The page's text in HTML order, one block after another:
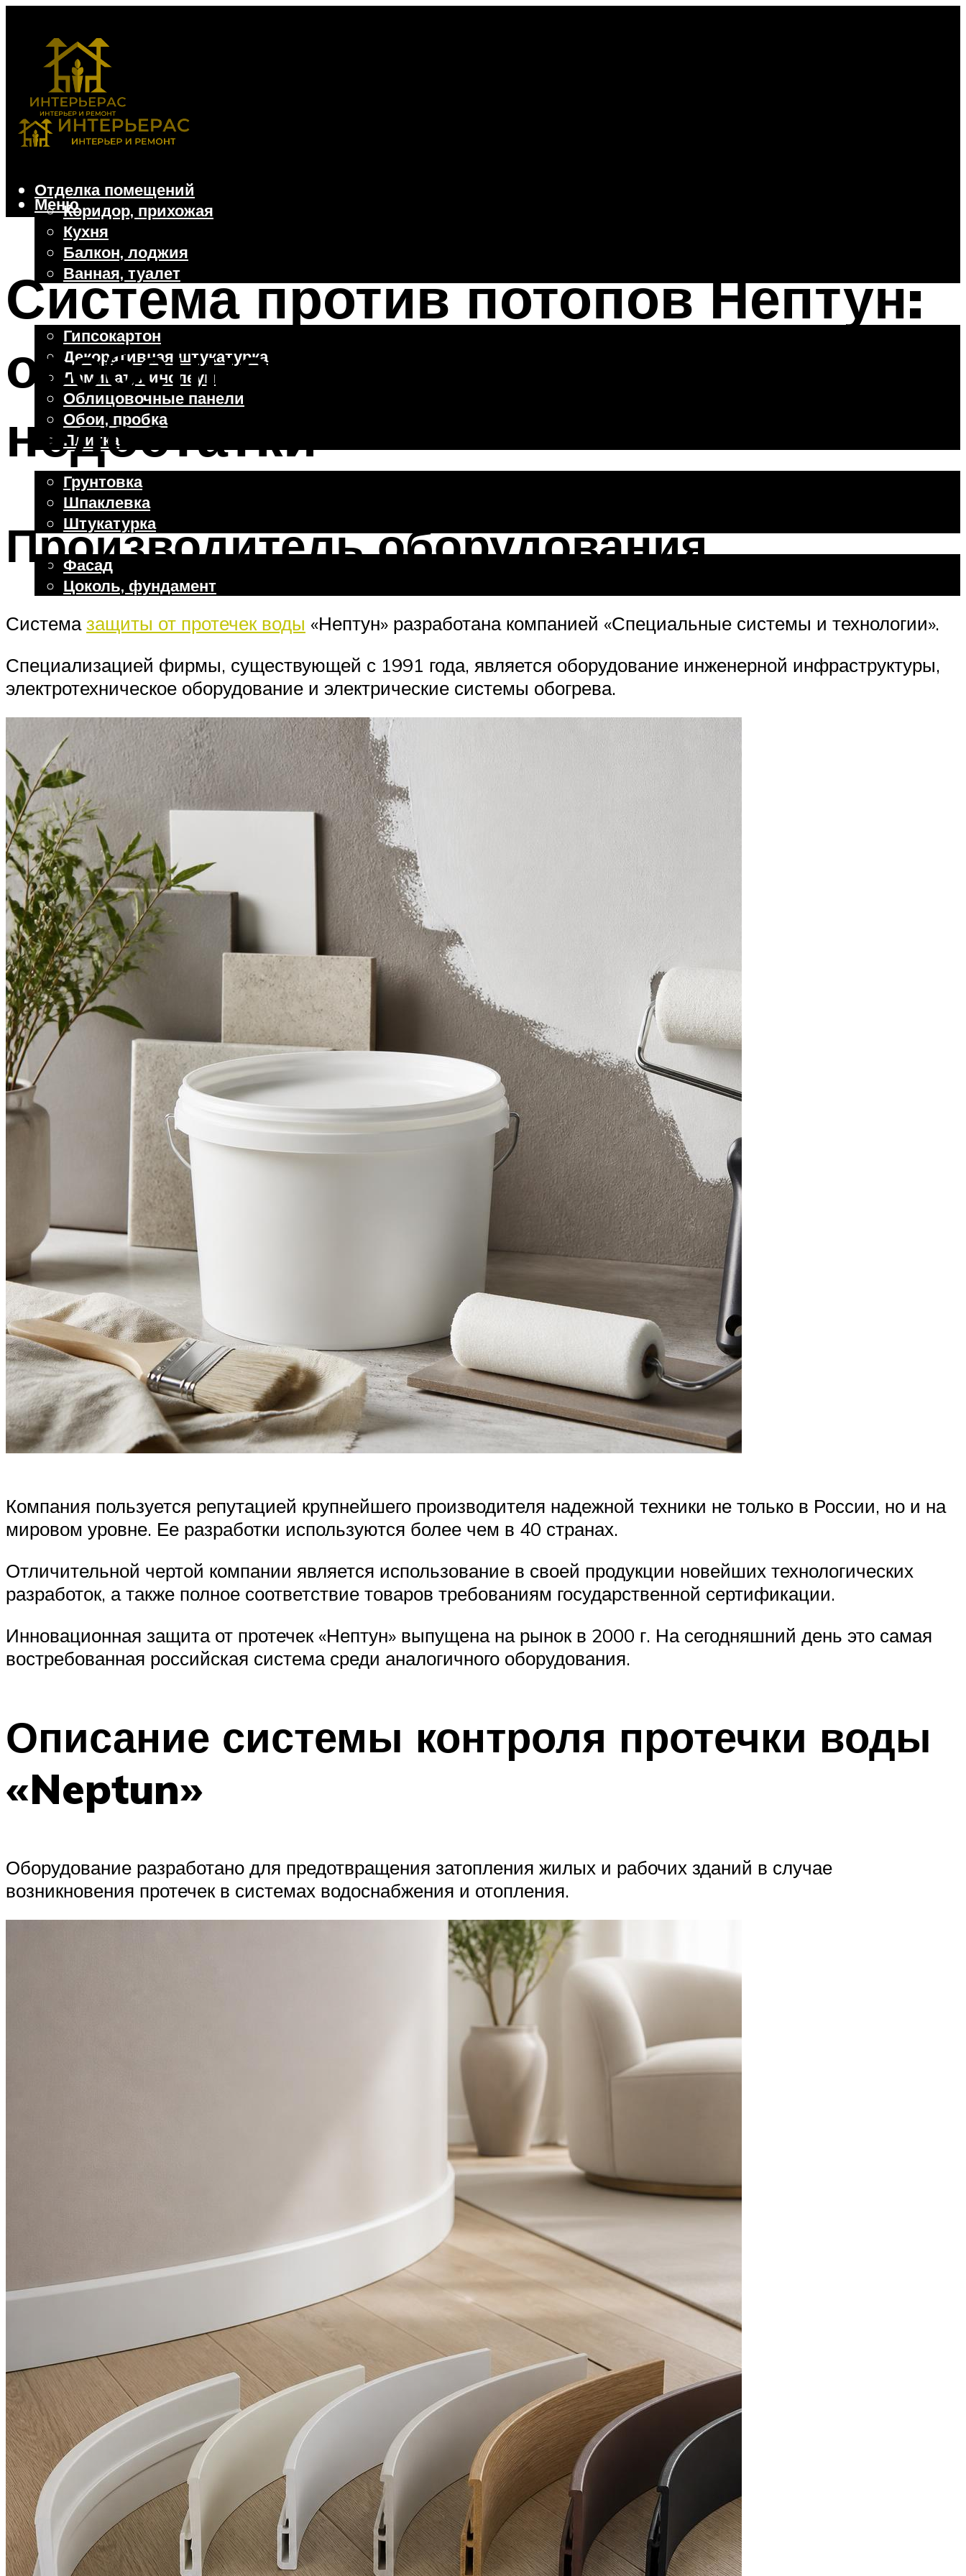
Отделка помещений
Коридор, прихожая
Кухня
Балкон, лоджия
Ванная, туалет
Дачные и частные дома
Отделочные материалы
Гипсокартон
Декоративная штукатурка
Ламинат, линолеум
Облицовочные панели
Обои, пробка
Плитка
Отделочные работы
Грунтовка
Шпаклевка
Штукатурка
Внешняя отделка
Фасад
Цоколь, фундамент
Меню
Меню
Система против потопов Нептун:
особенности, достоинства,
недостатки
Производитель оборудования
Системазащиты от протечек воды «Нептун» разработана компанией «Специальные системы и технологии».
Специализацией фирмы, существующей с 1991 года, является оборудование инженерной инфраструктуры,
электротехническое оборудование и электрические системы обогрева.
Компания пользуется репутацией крупнейшего производителя надежной техники не только в России, но и на
мировом уровне. Ее разработки используются более чем в 40 странах.
Отличительной чертой компании является использование в своей продукции новейших технологических
разработок, а также полное соответствие товаров требованиям государственной сертификации.
Инновационная защита от протечек «Нептун» выпущена на рынок в 2000 г. На сегодняшний день это самая
востребованная российская система среди аналогичного оборудования.
Описание системы контроля протечки воды
«Neptun»
Оборудование разработано для предотвращения затопления жилых и рабочих зданий в случае
возникновения протечек в системах водоснабжения и отопления.